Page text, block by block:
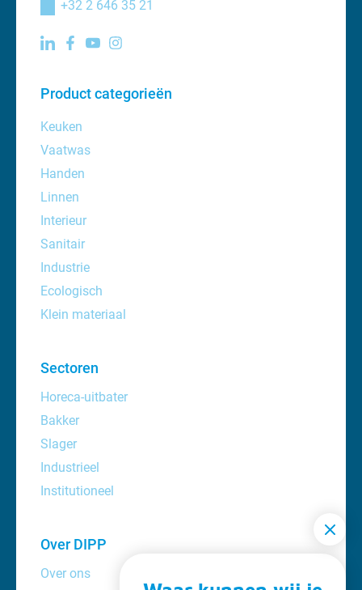
+32 2 646 35 21
Product categorieën
Keuken
Vaatwas
Handen
Linnen
Interieur
Sanitair
Industrie
Ecologisch
Klein materiaal
Sectoren
Horeca-uitbater
Bakker
Slager
Industrieel
Institutioneel
Over DIPP
Over ons